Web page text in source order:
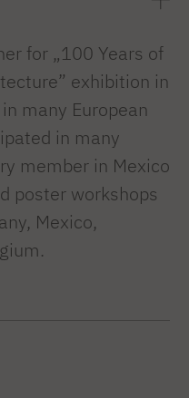
for „100 Years of
exhibition in
many European
in many
member in Mexico
poster workshops
Mexico,